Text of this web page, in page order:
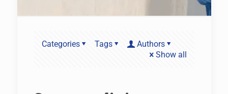
Categories Tags
Authors
Show all